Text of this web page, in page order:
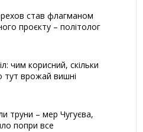
став флагманом
проєкту – політолог
чим корисний, скільки
тут врожай вишні
труни – мер Чугуєва,
попри все